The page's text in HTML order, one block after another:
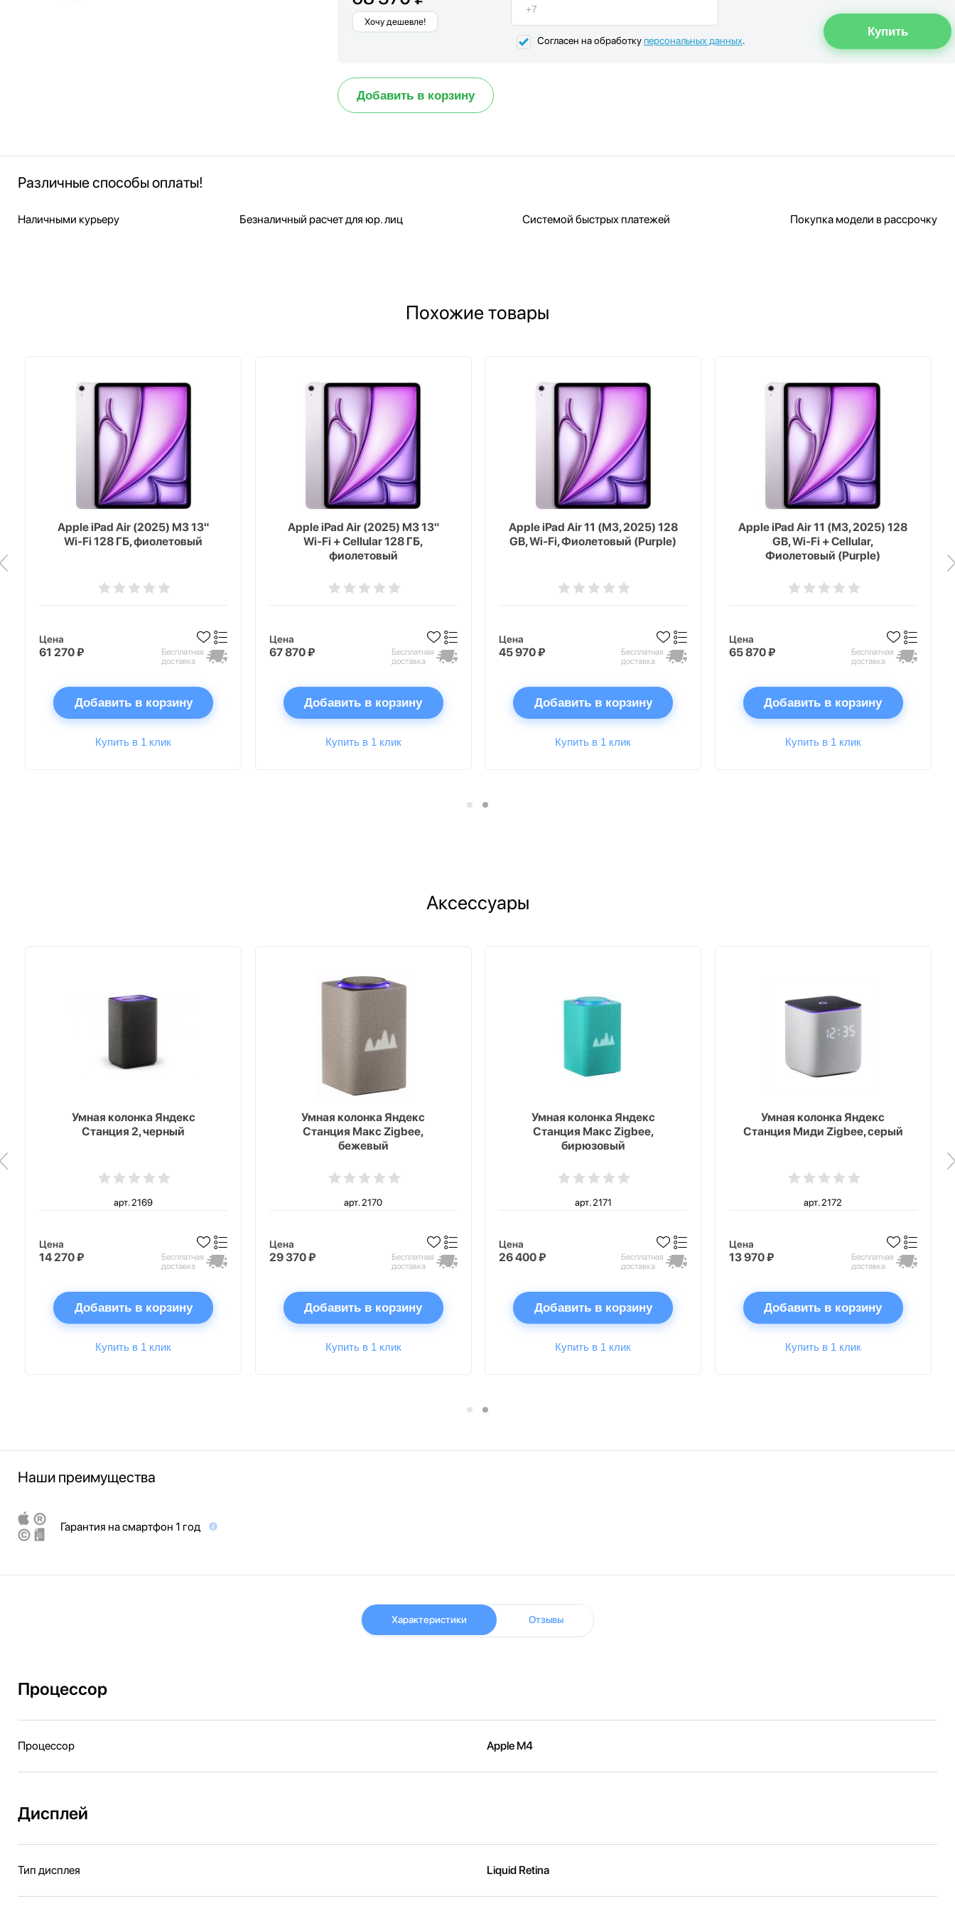
Хочу дешевле!
Согласен на обработкуперсональных данных.
Добавить в корзину
Различные способы оплаты!
Наличными курьеру Безналичный расчет для юр. лиц Системой быстрых платежей Покупка модели в рассрочку
Похожие товары
Apple iPad Air (2025) M3 13"
Wi-Fi 128 ГБ, фиолетовый
Цена
61 270 ₽
Бесплатная
доставка
Добавить в корзину
Купить в 1 клик
Apple iPad Air (2025) M3 13"
Wi-Fi + Cellular 128 ГБ,
фиолетовый
Цена
67 870 ₽
Бесплатная
доставка
Добавить в корзину
Купить в 1 клик
Apple iPad Air 11 (M3, 2025) 128
GB, Wi-Fi, Фиолетовый (Purple)
Цена
45 970 ₽
Бесплатная
доставка
Добавить в корзину
Купить в 1 клик
Apple iPad Air 11 (M3, 2025) 128
GB, Wi-Fi + Cellular,
Фиолетовый (Purple)
Цена
65 870 ₽
Бесплатная
доставка
Добавить в корзину
Купить в 1 клик
Аксессуары
Умная колонка Яндекс
Станция 2, черный
арт. 2169
Цена
14 270 ₽
Бесплатная
доставка
Добавить в корзину
Купить в 1 клик
Умная колонка Яндекс
Станция Макс Zigbee,
бежевый
арт. 2170
Цена
29 370 ₽
Бесплатная
доставка
Добавить в корзину
Купить в 1 клик
Умная колонка Яндекс
Станция Макс Zigbee,
бирюзовый
арт. 2171
Цена
26 400 ₽
Бесплатная
доставка
Добавить в корзину
Купить в 1 клик
Умная колонка Яндекс
Станция Миди Zigbee, серый
арт. 2172
Цена
13 970 ₽
Бесплатная
доставка
Добавить в корзину
Купить в 1 клик
Наши преимущества
Гарантия на смартфон 1 год
Характеристики Отзывы
Процессор
Процессор Apple M4
Дисплей
Тип дисплея Liquid Retina